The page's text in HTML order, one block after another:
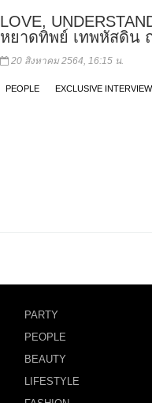
LOVE,
หยาดทิพย์ เทพหัสดิน
20 สิงหาคม 2564, 16:15 น.
PEOPLE EXCLUSIVE INTERVIEW
PARTY
PEOPLE
BEAUTY
LIFESTYLE